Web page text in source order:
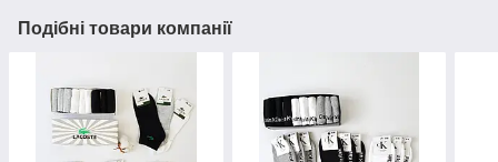
Подібні товари компанії